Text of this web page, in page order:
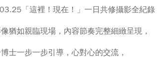
「這裡！現在！」一日共修攝影全紀錄
猶如親臨現場，內容節奏完整細緻呈現，
士一步一步引導，心對心的交流，